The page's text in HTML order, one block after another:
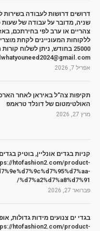
שניה, מדובר על עבודה של שעות
צהריים או ערב לפי בחירתכם,
25000 בחודש, ניתן לשלוח
אפריל 7, 2026
תקיפות צה"ל באיראן לאחר
האולטימטום של דונלד טראמפ
מרץ 27, 2026
קניות בגדים אונליין, בוטיק
htofashion2.com/product-
%d7%a2%d7%a8%d7%91/
פברואר 27, 2026
בגדי ים צנועים מידות גדולות,
htofashion2.com/product-